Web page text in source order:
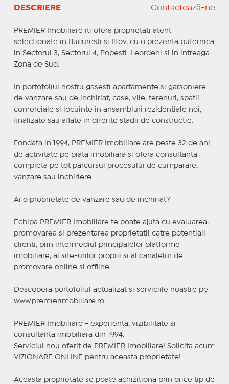
DESCRIERE Contactează-ne
PREMIER Imobiliare iti ofera proprietati atent
selectionate in Bucuresti si Ilfov, cu o prezenta puternica
in Sectorul 3, Sectorul 4, Popesti-Leordeni si in intreaga
Zona de Sud.
In portofoliul nostru gasesti apartamente si garsoniere
de vanzare sau de inchiriat, case, vile, terenuri, spatii
comerciale si locuinte in ansambluri rezidentiale noi,
finalizate sau aflate in diferite stadii de constructie.
Fondata in 1994, PREMIER Imobiliare are peste 32 de ani
de activitate pe piata imobiliara si ofera consultanta
completa pe tot parcursul procesului de cumparare,
vanzare sau inchiriere.
Ai o proprietate de vanzare sau de inchiriat?
Echipa PREMIER Imobiliare te poate ajuta cu evaluarea,
promovarea si prezentarea proprietatii catre potentiali
clienti, prin intermediul principalelor platforme
imobiliare, al site-urilor proprii si al canalelor de
promovare online si offline.
Descopera portofoliul actualizat si serviciile noastre pe
www.premierimobiliare.ro.
PREMIER Imobiliare - experienta, vizibilitate si
consultanta imobiliara din 1994.
Serviciul nou oferit de PREMIER Imobiliare! Solicita acum
VIZIONARE ONLINE pentru aceasta proprietate!
Aceasta proprietate se poate achizitiona prin orice tip de